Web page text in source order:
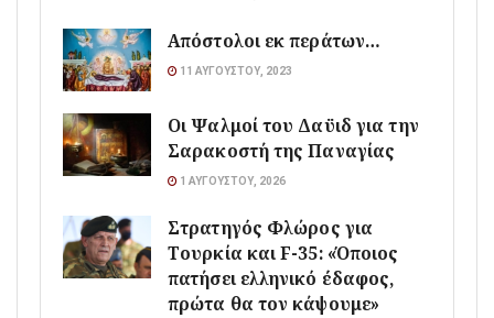
Απόστολοι εκ περάτων…
11 ΑΥΓΟΎΣΤΟΥ, 2023
Οι Ψαλμοί του Δαϋιδ για την
Σαρακοστή της Παναγίας
1 ΑΥΓΟΎΣΤΟΥ, 2026
Στρατηγός Φλώρος για
Τουρκία και F-35: «Όποιος
πατήσει ελληνικό έδαφος,
πρώτα θα τον κάψουμε»